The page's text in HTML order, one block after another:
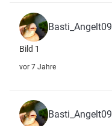
Basti_Angelt09
Bild 1
vor 7 Jahre
Basti_Angelt09